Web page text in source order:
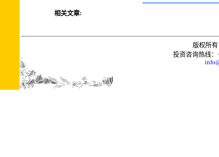
相关文章:
版权所
投资咨询热线：